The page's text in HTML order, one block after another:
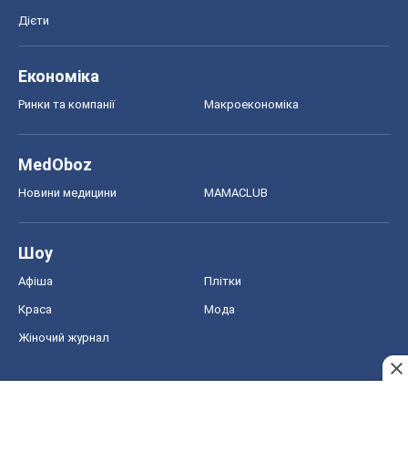
Дієти
Економіка
Ринки та компанії Макроекономіка
MedOboz
Новини медицини MAMACLUB
Шоу
Афіша Плітки
Краса Мода
Жіночий журнал